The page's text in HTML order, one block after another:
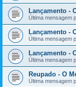
Lançamento -
Última mensagem
Lançamento -
Última mensagem
Lançamento -
Última mensagem
Reupado - O
Última mensagem